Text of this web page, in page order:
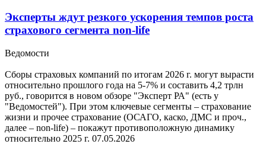
Эксперты ждут резкого ускорения темпов роста
страхового сегмента non-life
Ведомости
Сборы страховых компаний по итогам 2026 г. могут вырасти
относительно прошлого года на 5-7% и составить 4,2 трлн
руб., говорится в новом обзоре "Эксперт РА" (есть у
"Ведомостей"). При этом ключевые сегменты – страхование
жизни и прочее страхование (ОСАГО, каско, ДМС и проч.,
далее – non-life) – покажут противоположную динамику
относительно 2025 г. 07.05.2026